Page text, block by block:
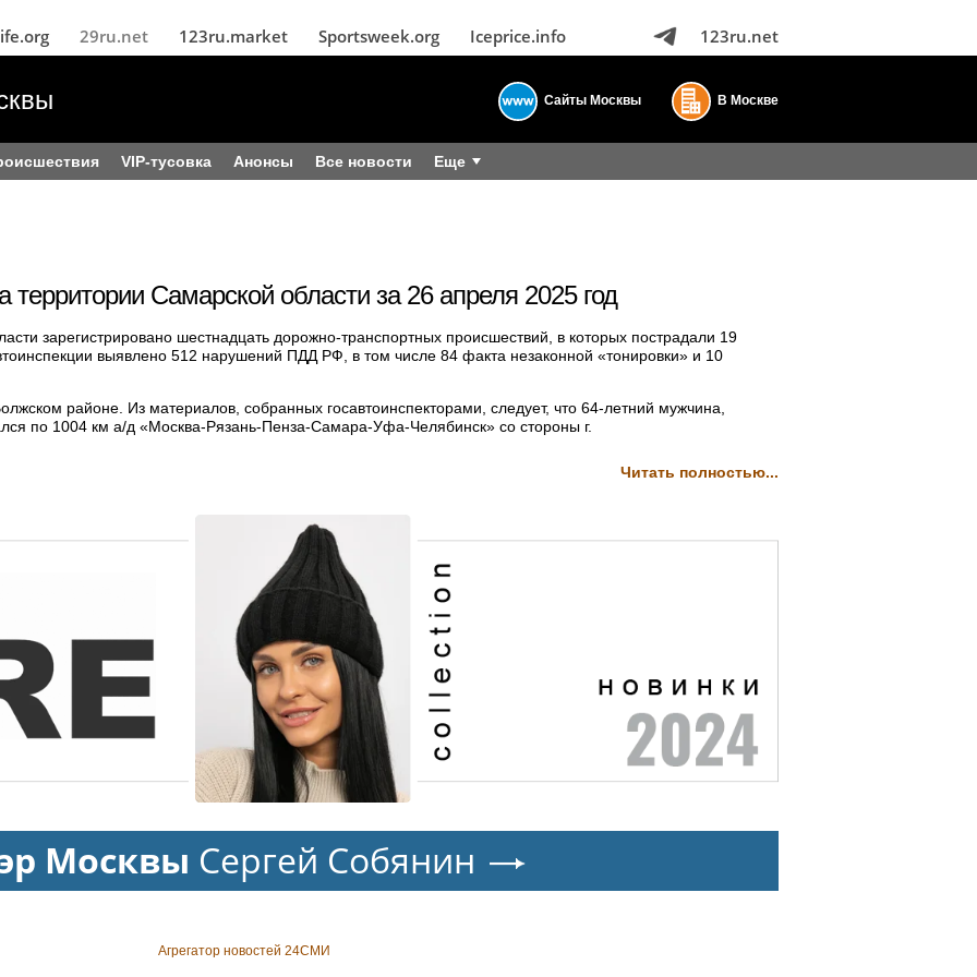
29ru.net 123ru.market Sportsweek.org Iceprice.info 123ru.net
Сайты Москвы В Москве
VIP-тусовка Анонсы Все новости Еще
Самарской области за 26 апреля 2025 год
зарегистрировано шестнадцать дорожно-транспортных происшествий, в которых пострадали 19
выявлено 512 нарушений ПДД РФ, в том числе 84 факта незаконной «тонировки» и 10
районе. Из материалов, собранных госавтоинспекторами, следует, что 64-летний мужчина,
по 1004 км а/д «Москва-Рязань-Пенза-Самара-Уфа-Челябинск» со стороны г.
Читать полностью...
Москвы Сергей Собянин
Агрегатор новостей 24СМИ